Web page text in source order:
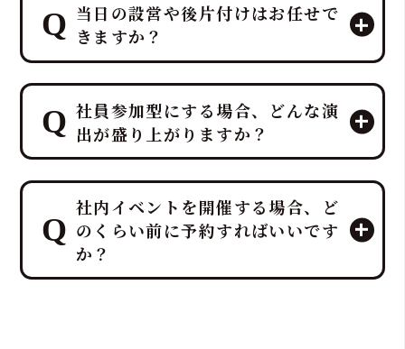
当日の設営や後片付けはお任せで
きますか？
はい、すべて「鮪達人」にお任せくだ
さい！ 幹事様や会場スタッフ様のお手
間は最小限に抑え、イベントに集中し
ていただける万全のサポート体制で臨
みます。
ホテルレベルのおもてなしをコンセプ
トにしており、企画・演出だけでな
く、設営から撤収まで全てを対応させ
ていただきます。
社員参加型にする場合、どんな演
出が盛り上がりますか？
プロのMCと、効果的なBGM・音響で
一体感のあるエンタメショーとなり、
大迫力の40キロ以上の「マグロ解体シ
ョー」や新鮮な部位の「最高の食体
験」レポートなどを通じて、会場の話
社内イベントを開催する場合、ど
のくらい前に予約すればいいです
か？